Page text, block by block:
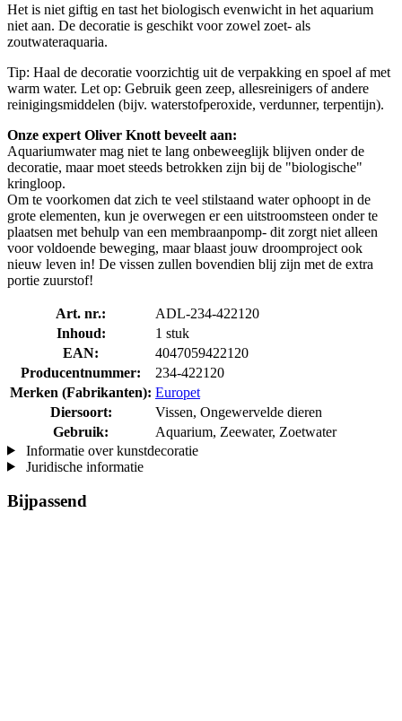
Het is niet giftig en tast het biologisch evenwicht in het aquarium
niet aan. De decoratie is geschikt voor zowel zoet- als
zoutwateraquaria.
Tip: Haal de decoratie voorzichtig uit de verpakking en spoel af met
warm water. Let op: Gebruik geen zeep, allesreinigers of andere
reinigingsmiddelen (bijv. waterstofperoxide, verdunner, terpentijn).
Onze expert Oliver Knott beveelt aan:
Aquariumwater mag niet te lang onbeweeglijk blijven onder de
decoratie, maar moet steeds betrokken zijn bij de "biologische"
kringloop.
Om te voorkomen dat zich te veel stilstaand water ophoopt in de
grote elementen, kun je overwegen er een uitstroomsteen onder te
plaatsen met behulp van een membraanpomp- dit zorgt niet alleen
voor voldoende beweging, maar blaast jouw droomproject ook
nieuw leven in! De vissen zullen bovendien blij zijn met de extra
portie zuurstof!
Art. nr.:
ADL-234-422120
Inhoud:
1 stuk
EAN:
4047059422120
Producentnummer:
234-422120
Merken (Fabrikanten): Europet
Diersoort:
Vissen, Ongewervelde dieren
Gebruik:
Aquarium, Zeewater, Zoetwater
Informatie over kunstdecoratie
Juridische informatie
Bijpassend